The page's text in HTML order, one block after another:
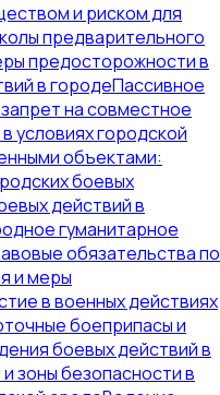
и риском для
предварительного
предосторожности в
в городеПассивное
на совместное
условиях городской
объектами:
боевых
действий в
гуманитарное
обязательства по
и меры
в военных действиях
боеприпасы и
боевых действий в
зоны безопасности в